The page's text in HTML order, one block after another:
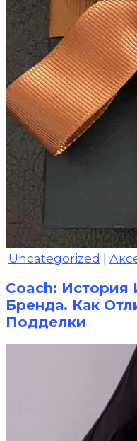
Uncategorized |
Coach: История
Бренда. Как
Подделки